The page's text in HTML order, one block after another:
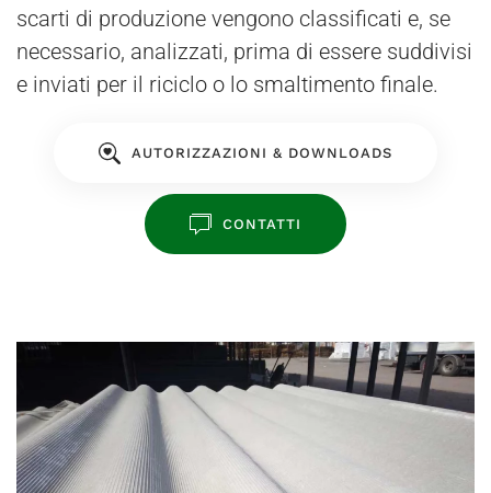
scarti di produzione vengono classificati e, se
necessario, analizzati, prima di essere suddivisi
e inviati per il riciclo o lo smaltimento finale.
AUTORIZZAZIONI & DOWNLOADS
CONTATTI